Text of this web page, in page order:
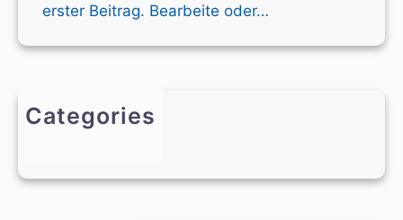
erster Beitrag. Bearbeite oder…
Categories
Allgemein